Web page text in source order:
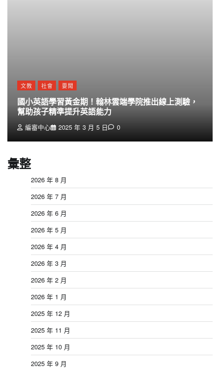
文教 社會 要聞
國小英語學習黃金期！翰林雲端學院推出線上測驗，
幫助孩子精準提升英語能力
編審中心 2025 年 3 月 5 日 0
彙整
2026 年 8 月
2026 年 7 月
2026 年 6 月
2026 年 5 月
2026 年 4 月
2026 年 3 月
2026 年 2 月
2026 年 1 月
2025 年 12 月
2025 年 11 月
2025 年 10 月
2025 年 9 月